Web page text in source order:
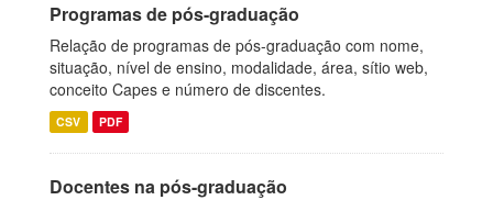
Programas de pós-graduação
Relação de programas de pós-graduação com nome,
situação, nível de ensino, modalidade, área, sítio web,
conceito Capes e número de discentes.
CSV PDF
Docentes na pós-graduação